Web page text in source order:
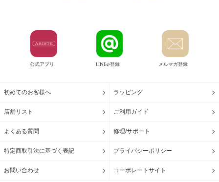
公式アプリ LINE@登録 メルマガ登録
初めてのお客様へ ラッピング
店舗リスト ご利用ガイド
よくある質問 修理/サポート
特定商取引法に基づく表記 プライバシーポリシー
お問い合わせ コーポレートサイト